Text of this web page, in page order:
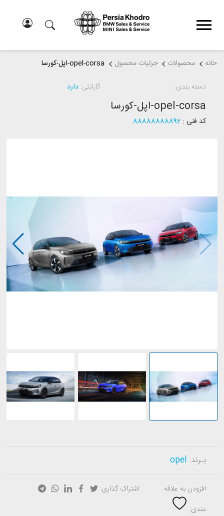
خانه محصولات جزئیات محصول
opel-corsa-اپل-کورسا
دسته بندی:
گارانتی: دارد
opel-corsa-اپل-کورسا
کد فنی : 88888888892
بـرند: opel
افزودن به علاقه
مندی:
اشتراک گذاری: